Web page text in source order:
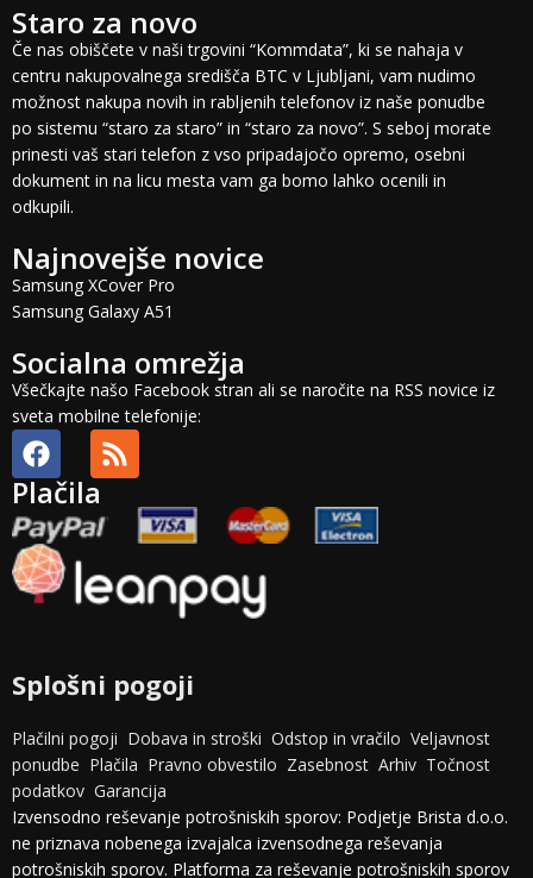
Staro za novo
Če nas obiščete v naši trgovini “Kommdata”, ki se nahaja v
centru nakupovalnega središča BTC v Ljubljani, vam nudimo
možnost nakupa novih in rabljenih telefonov iz naše ponudbe
po sistemu “staro za staro” in “staro za novo”. S seboj morate
prinesti vaš stari telefon z vso pripadajočo opremo, osebni
dokument in na licu mesta vam ga bomo lahko ocenili in
odkupili.
Najnovejše novice
Samsung XCover Pro
Samsung Galaxy A51
Socialna omrežja
Všečkajte našo Facebook stran ali se naročite na RSS novice iz
sveta mobilne telefonije:
Plačila
Splošni pogoji
Plačilni pogoji Dobava in stroški Odstop in vračilo Veljavnost
ponudbe Plačila Pravno obvestilo Zasebnost Arhiv Točnost
podatkov Garancija
Izvensodno reševanje potrošniskih sporov: Podjetje Brista d.o.o.
ne priznava nobenega izvajalca izvensodnega reševanja
potrošniskih sporov. Platforma za reševanje potrošniskih sporov